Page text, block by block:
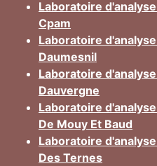
Laboratoire
Cpam
Laboratoire
Daumesnil
Laboratoire
Dauvergne
Laboratoire
De Mouy Et Baud
Laboratoire
Des Ternes